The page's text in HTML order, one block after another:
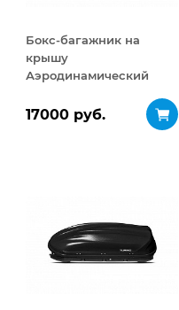
Бокс-багажник на
крышу
Аэродинамический
17000 руб.